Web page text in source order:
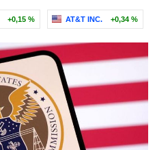
+0,15 % AT&T INC. +0,34 %